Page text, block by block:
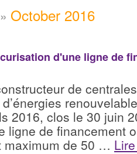
October 2016
d'une ligne de
de
2016, clos le 30 juin
ligne de financement
maximum de 50 …